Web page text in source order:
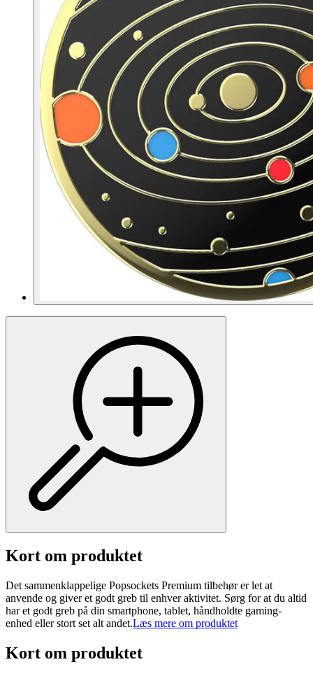
Kort om produktet
Det sammenklappelige Popsockets Premium tilbehør er let at
anvende og giver et godt greb til enhver aktivitet. Sørg for at du altid
har et godt greb på din smartphone, tablet, håndholdte gaming-
enhed eller stort set alt andet.Læs mere om produktet
Kort om produktet